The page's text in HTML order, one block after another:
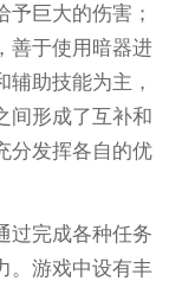
巨大的伤害；
善于使用暗器进
助技能为主，
间形成了互补和
分发挥各自的优
过完成各种任务
。游戏中设有丰